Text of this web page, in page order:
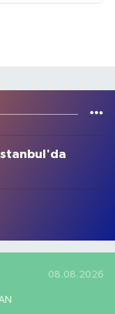
08.08.2026